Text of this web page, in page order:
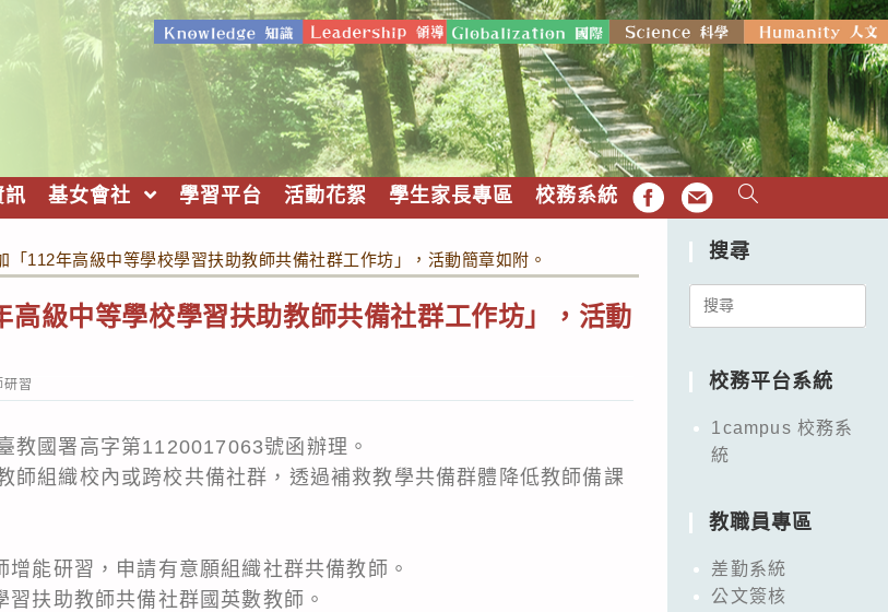
訊 基女會社 學習平台 活動花絮 學生家長專區 校務系統 FB EMAIL
「112年高級中等學校學習扶助教師共備社群工作坊」，活動簡章如附。
高級中等學校學習扶助教師共備社群工作坊」，活動
研習
教國署高字第1120017063號函辦理。
師組織校內或跨校共備社群，透過補救教學共備群體降低教師備課
能研習，申請有意願組織社群共備教師。
扶助教師共備社群國英數教師。
搜尋
Search
校務平台系統
1campus 校務系
統
教職員專區
差勤系統
公文簽核